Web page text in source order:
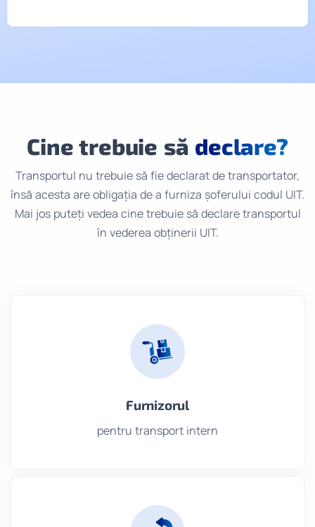
Cine trebuie să declare?
Transportul nu trebuie să fie declarat de transportator,
însă acesta are obligația de a furniza șoferului codul UIT.
Mai jos puteți vedea cine trebuie să declare transportul
în vederea obținerii UIT.
Furnizorul
pentru transport intern